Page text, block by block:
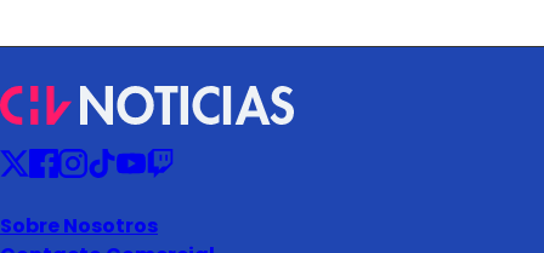
Sobre Nosotros